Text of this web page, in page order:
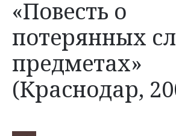
«Повесть о
потерянных
предметах»
(Краснодар,